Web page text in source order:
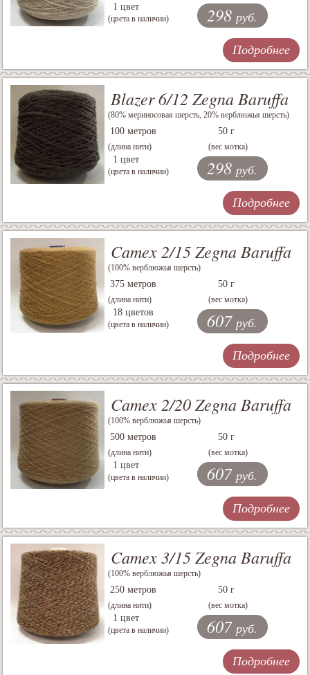
1 цвет
(цвета в наличии) 298 руб.
Подробнее
Blazer 6/12 Zegna Baruffa
(80% мериносовая шерсть, 20% верблюжья шерсть)
100 метров
(длина нити)
50 г
(вес мотка)
1 цвет
(цвета в наличии) 298 руб.
Подробнее
Camex 2/15 Zegna Baruffa
(100% верблюжья шерсть)
375 метров
(длина нити)
50 г
(вес мотка)
18 цветов
(цвета в наличии) 607 руб.
Подробнее
Camex 2/20 Zegna Baruffa
(100% верблюжья шерсть)
500 метров
(длина нити)
50 г
(вес мотка)
1 цвет
(цвета в наличии) 607 руб.
Подробнее
Camex 3/15 Zegna Baruffa
(100% верблюжья шерсть)
250 метров
(длина нити)
50 г
(вес мотка)
1 цвет
(цвета в наличии) 607 руб.
Подробнее